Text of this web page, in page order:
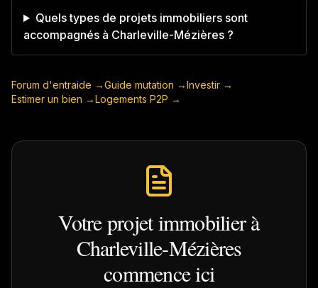
Quels types de projets immobiliers sont
accompagnés à Charleville-Mézières ?
Forum d'entraide →Guide mutation →Investir →
Estimer un bien →Logements P2P →
Votre projet immobilier à
Charleville-Mézières
commence ici